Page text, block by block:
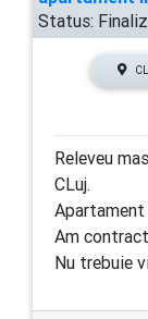
Status:
Releveu
CLuj.
Apartament
Am
Nu trebuie